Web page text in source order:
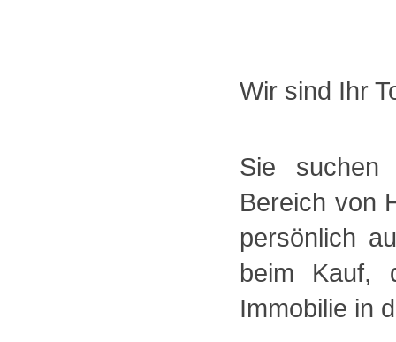
Wir sind Ihr
Sie suchen
Bereich von
persönlich
beim Kauf,
Immobilie in